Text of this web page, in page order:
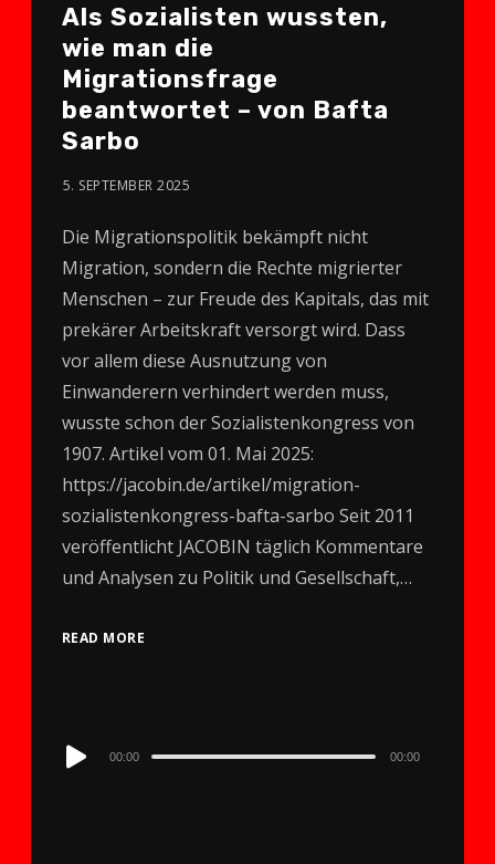
Als Sozialisten wussten,
wie man die
Migrationsfrage
beantwortet – von Bafta
Sarbo
5. SEPTEMBER 2025
Die Migrationspolitik bekämpft nicht
Migration, sondern die Rechte migrierter
Menschen – zur Freude des Kapitals, das mit
prekärer Arbeitskraft versorgt wird. Dass
vor allem diese Ausnutzung von
Einwanderern verhindert werden muss,
wusste schon der Sozialistenkongress von
1907. Artikel vom 01. Mai 2025:
https://jacobin.de/artikel/migration-
sozialistenkongress-bafta-sarbo Seit 2011
veröffentlicht JACOBIN täglich Kommentare
und Analysen zu Politik und Gesellschaft,…
READ MORE
Audio
00:00 00:00